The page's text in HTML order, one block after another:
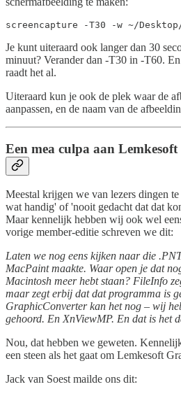
screencapture -T30 -w ~/
Je kunt uiteraard ook langer dan 30
minuut? Verander dan -T30 in -T60.
raadt het al.
Uiteraard kun je ook de plek waar de
aanpassen, en de naam van de
Een mea culpa aan
Meestal krijgen we van lezers dingen
wat handig' of 'nooit gedacht dat dat
Maar kennelijk hebben wij ook wel
vorige member-editie schreven we dit:
Laten we nog eens kijken naar die
MacPaint maakte. Waar open je dat
Macintosh meer hebt staan? FileInfo
maar zegt erbij dat dat programma is
GraphicConverter kan het nog – wij
gehoord. En XnViewMP. En dat is het
Nou, dat hebben we geweten.
een steen als het gaat om Lemkesoft
Jack van Soest mailde ons dit: